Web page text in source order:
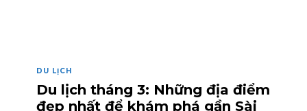
DU LỊCH
Du lịch tháng 3: Những địa điểm
đẹp nhất để khám phá gần Sài